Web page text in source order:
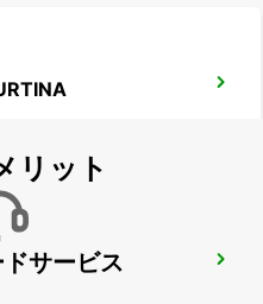
FISCALI
リット
サービス